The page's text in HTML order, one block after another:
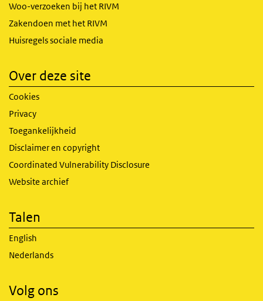
Woo-verzoeken bij het RIVM
Zakendoen met het RIVM
Huisregels sociale media
Over deze site
Cookies
Privacy
Toegankelijkheid
Disclaimer en copyright
Coordinated Vulnerability Disclosure
Website archief
Talen
English
Nederlands
Volg ons